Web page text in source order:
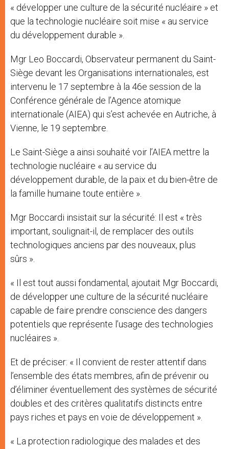
« développer une culture de la sécurité nucléaire » et
que la technologie nucléaire soit mise « au service
du développement durable ».
Mgr Leo Boccardi, Observateur permanent du Saint-
Siège devant les Organisations internationales, est
intervenu le 17 septembre à la 46e session de la
Conférence générale de l’Agence atomique
internationale (AIEA) qui s’est achevée en Autriche, à
Vienne, le 19 septembre.
Le Saint-Siège a ainsi souhaité voir l’AIEA mettre la
technologie nucléaire « au service du
développement durable, de la paix et du bien-être de
la famille humaine toute entière ».
Mgr Boccardi insistait sur la sécurité: Il est « très
important, soulignait-il, de remplacer des outils
technologiques anciens par des nouveaux, plus
sûrs ».
« Il est tout aussi fondamental, ajoutait Mgr Boccardi,
de développer une culture de la sécurité nucléaire
capable de faire prendre conscience des dangers
potentiels que représente l’usage des technologies
nucléaires ».
Et de préciser: « Il convient de rester attentif dans
l’ensemble des états membres, afin de prévenir ou
d’éliminer éventuellement des systèmes de sécurité
doubles et des critères qualitatifs distincts entre
pays riches et pays en voie de développement ».
« La protection radiologique des malades et des